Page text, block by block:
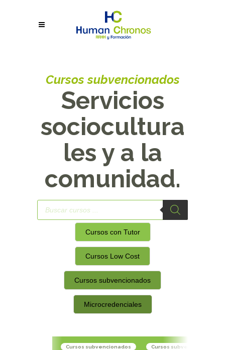
Cursos subvencionados
Servicios
sociocultura
les y a la
comunidad.
Búsqueda
productos
Cursos con Tutor
Cursos Low Cost
Cursos subvencionados
Microcredenciales
Cursos subvencionados Cursos subvencionados